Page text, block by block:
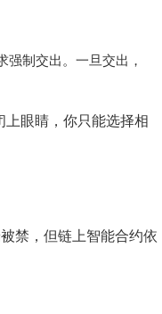
制交出。一旦交出，
眼睛，你只能选择相
禁，但链上智能合约依